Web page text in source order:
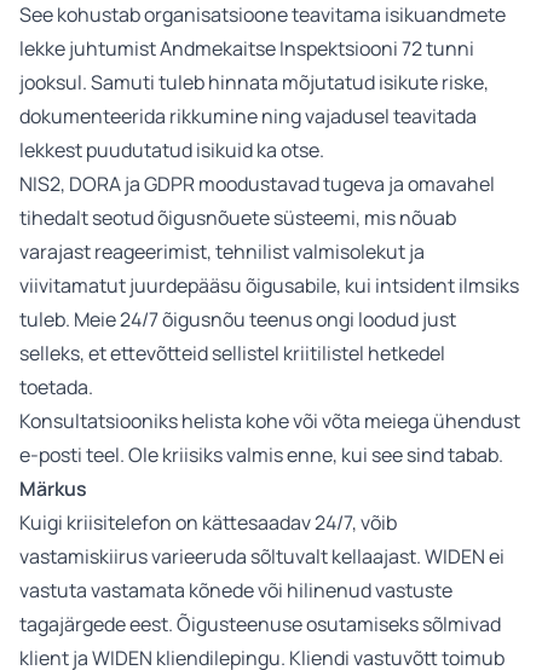
See kohustab organisatsioone teavitama isikuandmete
lekke juhtumist Andmekaitse Inspektsiooni 72 tunni
jooksul. Samuti tuleb hinnata mõjutatud isikute riske,
dokumenteerida rikkumine ning vajadusel teavitada
lekkest puudutatud isikuid ka otse.
NIS2, DORA ja GDPR moodustavad tugeva ja omavahel
tihedalt seotud õigusnõuete süsteemi, mis nõuab
varajast reageerimist, tehnilist valmisolekut ja
viivitamatut juurdepääsu õigusabile, kui intsident ilmsiks
tuleb. Meie 24/7 õigusnõu teenus ongi loodud just
selleks, et ettevõtteid sellistel kriitilistel hetkedel
toetada.
Konsultatsiooniks helista kohe või võta meiega ühendust
e-posti teel. Ole kriisiks valmis enne, kui see sind tabab.
Märkus
Kuigi kriisitelefon on kättesaadav 24/7, võib
vastamiskiirus varieeruda sõltuvalt kellaajast. WIDEN ei
vastuta vastamata kõnede või hilinenud vastuste
tagajärgede eest.Õigusteenuse osutamiseks sõlmivad
klient ja WIDEN kliendilepingu. Kliendi vastuvõtt toimub